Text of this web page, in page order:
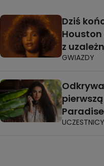
Dziś
Houston
z
GWIAZDY
UCZESTNICY